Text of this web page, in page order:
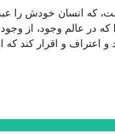
كه انسان خودش را
در عالم وجود، از
اعتراف و اقرار كند كه